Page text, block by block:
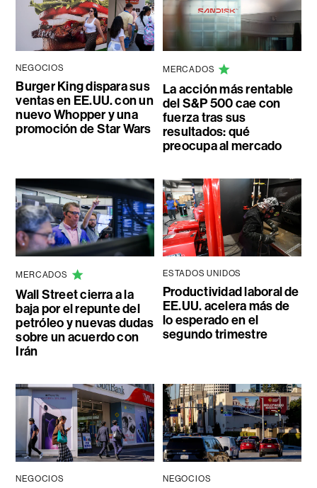
NEGOCIOS
Burger King dispara sus
ventas en EE.UU. con un
nuevo Whopper y una
promoción de Star Wars
MERCADOS
La acción más rentable
del S&P 500 cae con
fuerza tras sus
resultados: qué
preocupa al mercado
MERCADOS
Wall Street cierra a la
baja por el repunte del
petróleo y nuevas dudas
sobre un acuerdo con
Irán
ESTADOS UNIDOS
Productividad laboral de
EE.UU. acelera más de
lo esperado en el
segundo trimestre
NEGOCIOS NEGOCIOS